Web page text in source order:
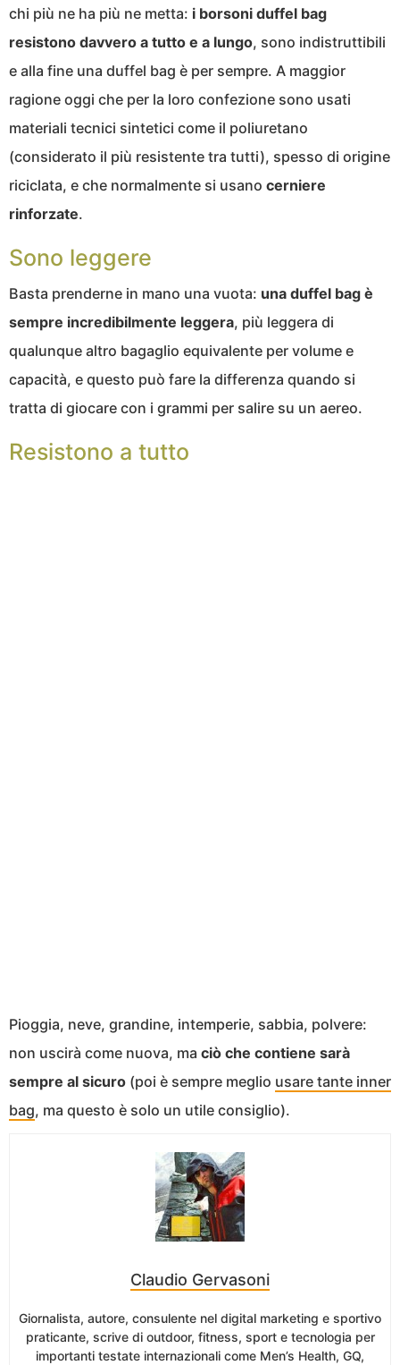
chi più ne ha più ne metta: i borsoni duffel bag
resistono davvero a tutto e a lungo, sono indistruttibili
e alla fine una duffel bag è per sempre. A maggior
ragione oggi che per la loro confezione sono usati
materiali tecnici sintetici come il poliuretano
(considerato il più resistente tra tutti), spesso di origine
riciclata, e che normalmente si usano cerniere
rinforzate.
Sono leggere
Basta prenderne in mano una vuota: una duffel bag è
sempre incredibilmente leggera, più leggera di
qualunque altro bagaglio equivalente per volume e
capacità, e questo può fare la differenza quando si
tratta di giocare con i grammi per salire su un aereo.
Resistono a tutto
Pioggia, neve, grandine, intemperie, sabbia, polvere:
non uscirà come nuova, ma ciò che contiene sarà
sempre al sicuro (poi è sempre meglio usare tante inner
bag, ma questo è solo un utile consiglio).
Claudio Gervasoni
Giornalista, autore, consulente nel digital marketing e sportivo
praticante, scrive di outdoor, fitness, sport e tecnologia per
importanti testate internazionali come Men’s Health, GQ,